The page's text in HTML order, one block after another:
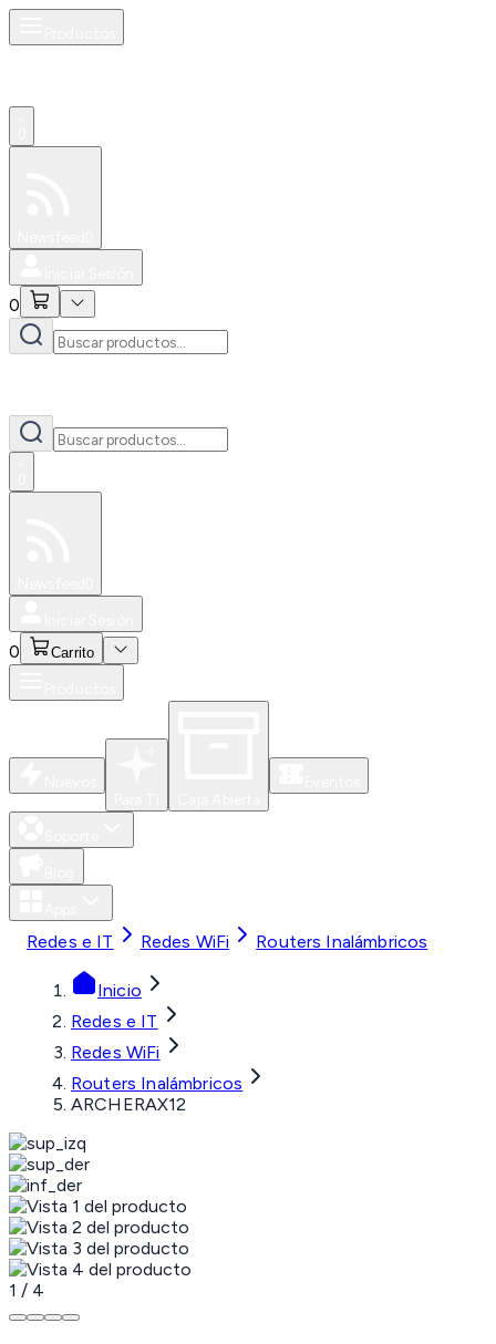
0
0 Carrito
Redes e IT Redes WiFi Routers Inalámbricos
Inicio
Redes e IT
Redes WiFi
Routers Inalámbricos
ARCHERAX12
1 / 4